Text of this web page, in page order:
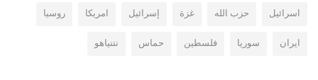
اسرائيل
حزب الله غزة إسرائيل امريكا
روسيا
ايران
سوريا فلسطين حماس نتنياهو